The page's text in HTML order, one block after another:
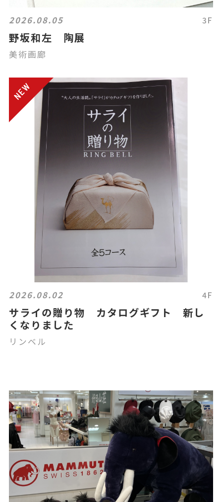
2026.08.05 3F
野坂和左 陶展
美術画廊
2026.08.02 4F
サライの贈り物 カタログギフト 新し
くなりました
リンベル